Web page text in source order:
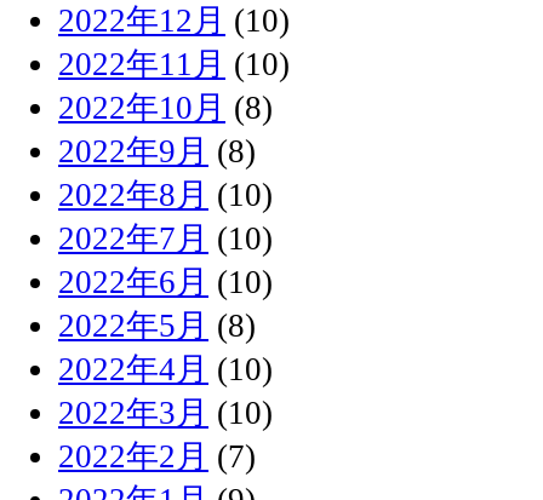
2022年12月 (10)
2022年11月 (10)
2022年10月 (8)
2022年9月 (8)
2022年8月 (10)
2022年7月 (10)
2022年6月 (10)
2022年5月 (8)
2022年4月 (10)
2022年3月 (10)
2022年2月 (7)